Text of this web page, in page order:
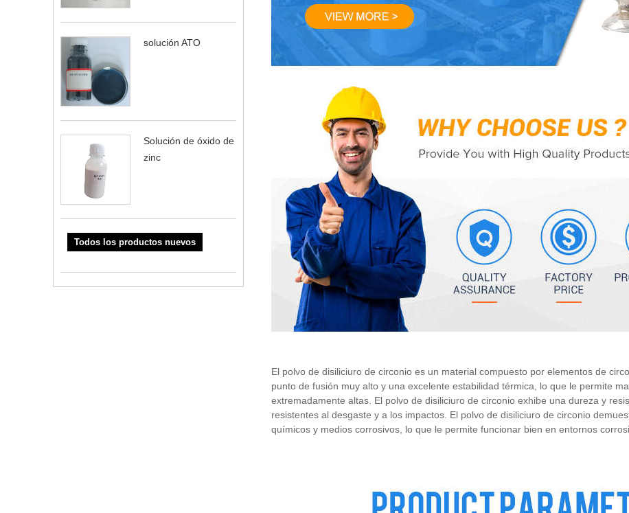
solución ATO
Solución de óxido de
zinc
Todos los productos nuevos
El polvo de disiliciuro de circonio es un material compuesto por elementos de
punto de fusión muy alto y una excelente estabilidad térmica, lo que le permite
extremadamente altas. El polvo de disiliciuro de circonio exhibe una dureza y
resistentes al desgaste y a los impactos. El polvo de disiliciuro de circonio
químicos y medios corrosivos, lo que le permite funcionar bien en entornos